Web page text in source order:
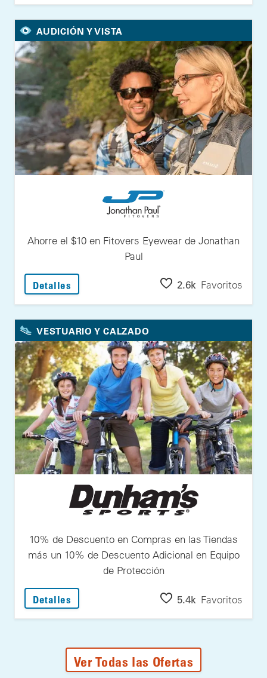
AUDICIÓN Y VISTA
Ahorre el $10 en Fitovers Eyewear de Jonathan
Paul
Detalles : Ahorre el $10 en Fitovers Eyewear de
2.6k Favoritos
VESTUARIO Y CALZADO
10% de Descuento en Compras en las Tiendas
más un 10% de Descuento Adicional en Equipo
de Protección
Detalles : 10% de Descuento en Compras en las
5.4k Favoritos
Ver Todas las Ofertas